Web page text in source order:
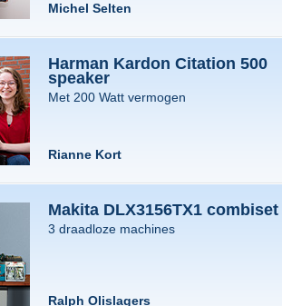
Michel Selten
Harman Kardon Citation 500
speaker
Met 200 Watt vermogen
Rianne Kort
Makita DLX3156TX1 combiset
3 draadloze machines
Ralph Olislagers